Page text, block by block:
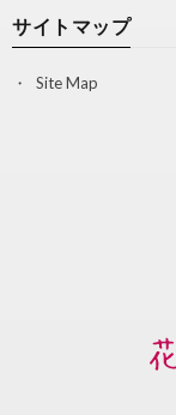
サイトマップ
Site Map